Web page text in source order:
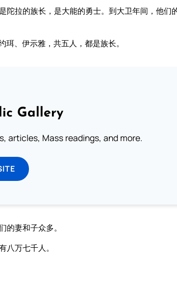
陀拉的族长，是大能的勇士。到大卫年间，他们
、伊示雅，共五人，都是族长。
Gallery
articles, Mass readings, and more.
妻和子众多。
万七千人。